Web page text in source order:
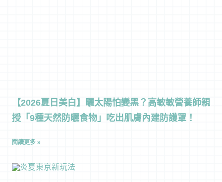
【2026夏日美白】曬太陽怕變黑？高敏敏營養師親
授「9種天然防曬食物」吃出肌膚內建防護罩！
閱讀更多 »